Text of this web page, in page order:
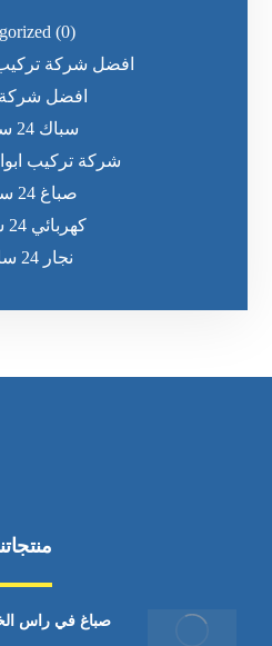
(0)
افضل شركة
افضل
سباك 24 ساعة
شركة تركيب
صباغ 24 ساعة
كهربائي 24 ساعة
نجار 24 ساعة
صباغ في راس الخيمة 24 ساعة